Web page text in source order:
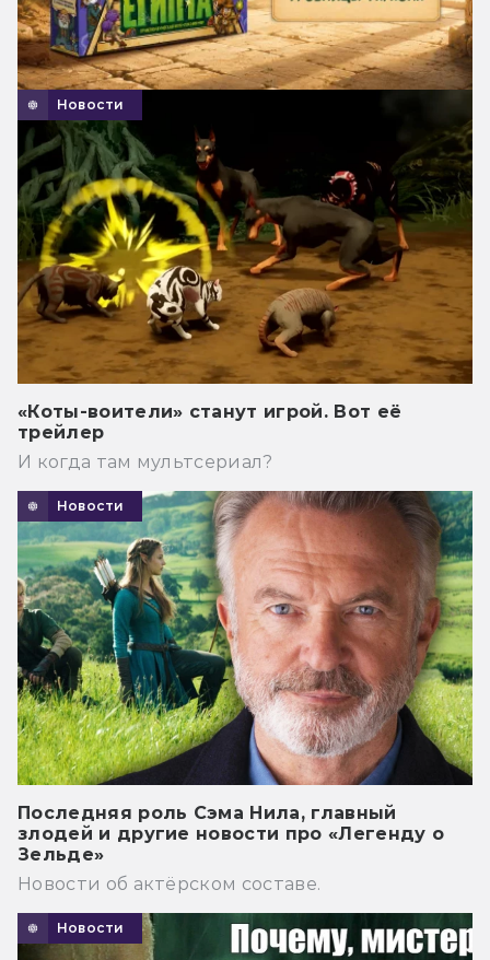
Новости
«Коты-воители» станут игрой. Вот её
трейлер
И когда там мультсериал?
Новости
Последняя роль Сэма Нила, главный
злодей и другие новости про «Легенду о
Зельде»
Новости об актёрском составе.
Новости